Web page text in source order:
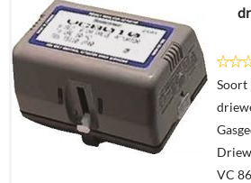
Soort
VC